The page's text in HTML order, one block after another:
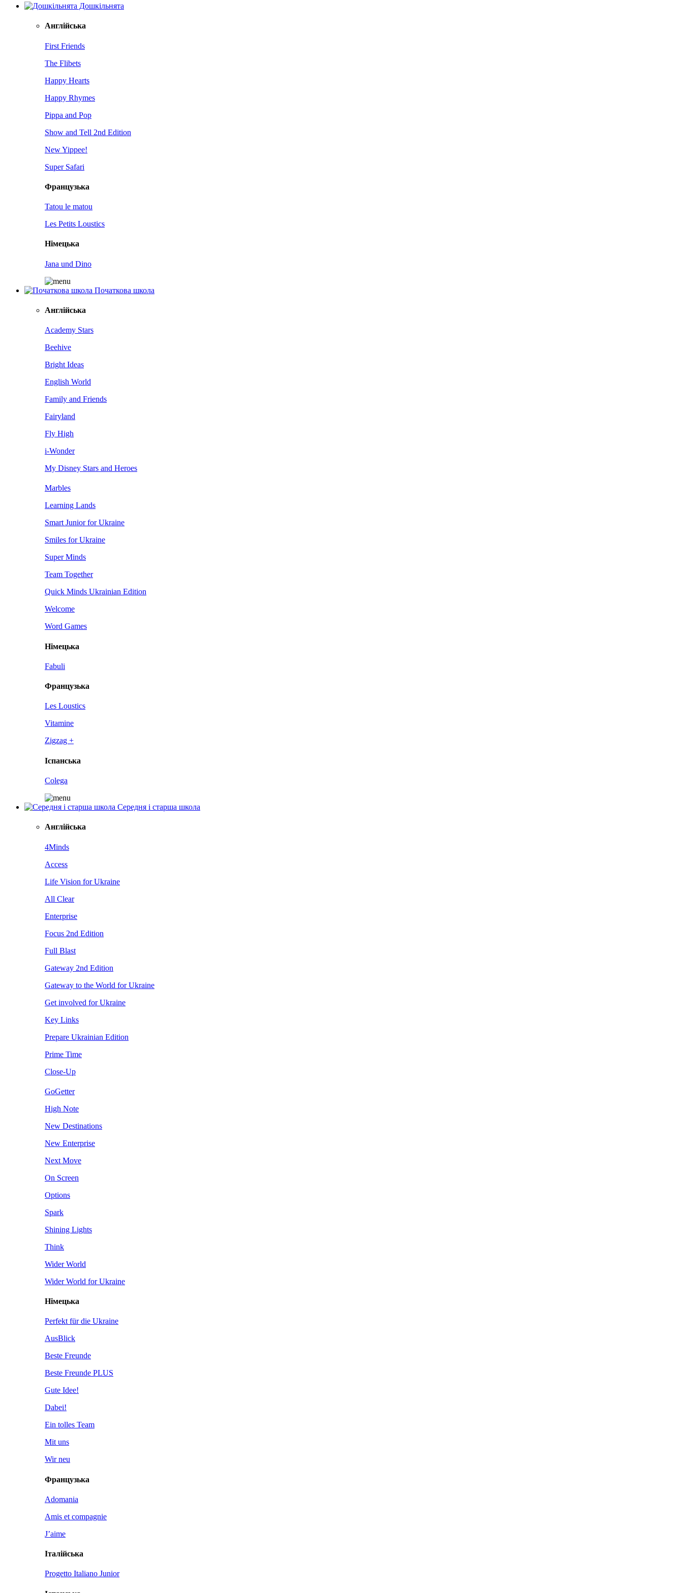
Дошкільнята
Англійська
First Friends
The Flibets
Happy Hearts
Happy Rhymes
Pippa and Pop
Show and Tell 2nd Edition
New Yippee!
Super Safari
Французька
Tatou le matou
Les Petits Loustics
Німецька
Jana und Dino
Початкова школа
Англійська
Academy Stars
Beehive
Bright Ideas
English World
Family and Friends
Fairyland
Fly High
i-Wonder
My Disney Stars and Heroes
Marbles
Learning Lands
Smart Junior for Ukraine
Smiles for Ukraine
Super Minds
Team Together
Quick Minds Ukrainian Edition
Welcome
Word Games
Німецька
Fabuli
Французька
Les Loustics
Vitamine
Zigzag +
Іспанська
Colega
Середня і старша школа
Англійська
4Minds
Access
Life Vision for Ukraine
All Clear
Enterprise
Focus 2nd Edition
Full Blast
Gateway 2nd Edition
Gateway to the World for Ukraine
Get involved for Ukraine
Key Links
Prepare Ukrainian Edition
Prime Time
Close-Up
GoGetter
High Note
New Destinations
New Enterprise
Next Move
On Screen
Options
Spark
Shining Lights
Think
Wider World
Wider World for Ukraine
Німецька
Perfekt für die Ukraine
AusBlick
Beste Freunde
Beste Freunde PLUS
Gute Idee!
Dabei!
Ein tolles Team
Mit uns
Wir neu
Французька
Adomania
Amis et compagnie
J’aime
Італійська
Progetto Italiano Junior